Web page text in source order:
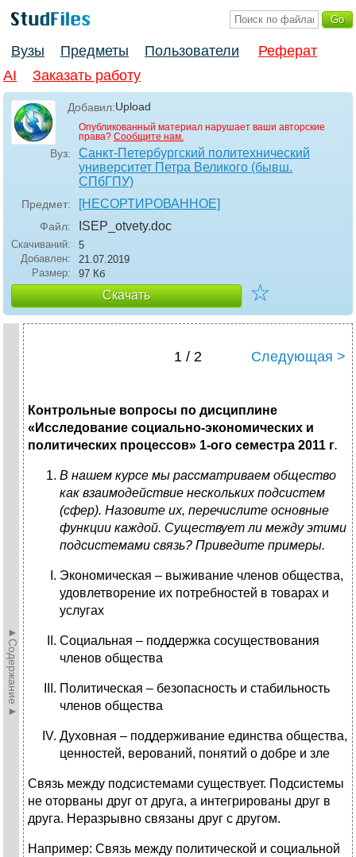
Вузы Предметы Пользователи
Реферат
AI
Заказать работу
Добавил:Upload
Опубликованный материал нарушает ваши авторские
права? Сообщите нам.
Вуз:
Санкт-Петербургский политехнический
университет Петра Великого (бывш.
СПбГПУ)
Предмет: [НЕСОРТИРОВАННОЕ]
Файл: ISEP_otvety.doc
Скачиваний:
5
Добавлен:
21.07.2019
Размер:
97 Кб
Скачать ☆
►Содержание►
1 / 2 Следующая >
Контрольные вопросы по дисциплине
«Исследование социально-экономических и
политических процессов» 1-ого семестра 2011 г.
В нашем курсе мы рассматриваем общество
как взаимодействие нескольких подсистем
(сфер). Назовите их, перечислите основные
функции каждой. Существует ли между этими
подсистемами связь? Приведите примеры.
Экономическая – выживание членов общества,
удовлетворение их потребностей в товарах и
услугах
Социальная – поддержка сосуществования
членов общества
Политическая – безопасность и стабильность
членов общества
Духовная – поддерживание единства общества,
ценностей, верований, понятий о добре и зле
Связь между подсистемами существует. Подсистемы
не оторваны друг от друга, а интегрированы друг в
друга. Неразрывно связаны друг с другом.
Например: Связь между политической и социальной